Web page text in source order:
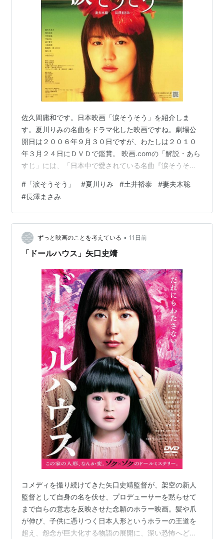
ドラゴン桜(2005)…女子高生の受験生役。
功名が辻（2006）
セーラー服と機関銃（2006）
明智光秀〜神に愛されなかった男〜（2007）
ママが料理をつくる理由（2007）
ロミオとジュリエット〜すれちがい 〜（2007）
プロポーズ大作戦（2007）
ハタチの恋人 （2007）
ラスト・フレンズ（2008）
天地人：NHK大河ドラマ（2009）＜初音（はつね）
役＞
スペシャルドラマ）-城山三郎の妻・容子役
GOLD（2010年7月8日 - 9月16日、フジテレビ） -
新倉リカ 役
屋上のあるアパート（2011年3月21日、TBSパナソニ
ックドラマスペシャル） - 主演・桂木麻子 役
誰(タレ)よりも君を愛す!（2011年4月17日、テレビ静
岡制作・フジテレビ系列、うなぎパイ ドラマスペシ
ャル） - 佐久間華子 役
探偵Xからの挑戦状! Season 3、SP版（2011年4月21
日 - 5月5日、2011年8月5日、NHK） - ナビゲーター
（江戸川蘭子役）
分身（2012年2月12日 - 3月11日、WOWOW） - 主
演・氏家鞠子 / 小林双葉、高城（阿部）晶子 役
都市伝説の女（2012年4月13日 - 6月8日、テレビ朝
日） - 主演・音無月子 役
都市伝説の女（第2シリーズ）（2013年10月 - 12月
予定）
東野圭吾ミステリーズ 第6話「シャレードがいっぱ
い」（2012年8月16日、フジテレビ） - 主演・青山
高校入試（2012年10月 - 12月、フジテレビ） - 主
演・春山杏子 役
再会（2012年12月8日、フジテレビ） - 松本博美 役
女信長（2013年、フジテレビ） - 御市 役
佐久間庸和です。日本映画「涙そうそう」を紹介しま
す。夏川りみの名曲をドラマ化した映画ですね。劇場公
開日は２００６年９月３０日ですが、わたしは２０１０
年３月２４日にＤＶＤで鑑賞。 映画.comの「解説・あら
すじ」には、「日本中で愛されている名曲『涙そうそ
泰監督が手掛けた感動ドラマ。沖縄で生まれ育った血の
つながらない兄妹が織りなす、切ない愛の物語を描く。
素朴で優しい兄・洋太郎を人気俳優の妻夫木聡が、兄の
愛情を一身に受けてまっすぐに育った妹・カオルを『タ
ッチ』『ラフ』の長澤まさみが好演。また、彼らを取り
巻く人々を、小泉今日子、麻生久美子、塚本高史ら豪…
# 「涙そうそう」 #夏川りみ #土井裕泰 #妻夫木聡
#長澤まさみ
ずっと映画のことを考えている • 11日前
「ドールハウス」矢口史靖
コメディを撮り続けてきた矢口史靖監督が、架空の新人
監督として自身の名を伏せ、プロデューサーを黙らせて
まで自らの意志を反映させた念願のホラー映画。髪や爪
が伸び、子供に憑りつく日本人形というホラーの王道を
超え、怨念が巨大化する物語の展開に、深い恐怖へどん